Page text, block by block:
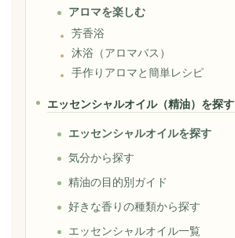
アロマを楽しむ
芳香浴
沐浴（アロマバス）
手作りアロマと簡単レシピ
エッセンシャルオイル（精油）を探す
エッセンシャルオイルを探す
気分から探す
精油の目的別ガイド
好きな香りの種類から探す
エッセンシャルオイル一覧